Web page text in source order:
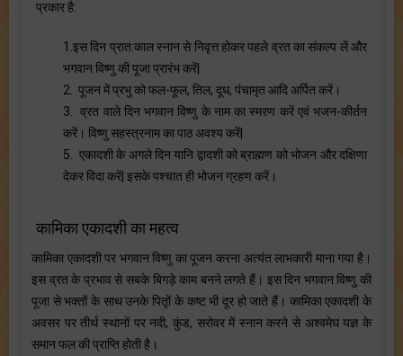
प्रकार है:
1.इस दिन प्रात:काल स्नान से निवृत्त होकर पहले व्रत का संकल्प लें और
भगवान विष्णु की पूजा प्रारंभ करें|
2. पूजन में प्रभु को फल-फूल, तिल, दूध, पंचामृत आदि अर्पित करें।
3. व्रत वाले दिन भगवान विष्णु के नाम का स्मरण करें एवं भजन-कीर्तन
करें। विष्णु सहस्त्रनाम का पाठ अवश्य करें|
5. एकादशी के अगले दिन यानि द्वादशी को ब्राह्मण को भोजन और दक्षिणा
देकर विदा करें| इसके पश्चात ही भोजन ग्रहण करें।
कामिका एकादशी का महत्व
कामिका एकादशी पर भगवान विष्णु का पूजन करना अत्यंत लाभकारी माना गया है।
इस व्रत के प्रभाव से सबके बिगड़े काम बनने लगते हैं। इस दिन भगवान विष्णु की
पूजा से भक्तों के साथ उनके पितृों के कष्ट भी दूर हो जाते हैं। कामिका एकादशी के
अवसर पर तीर्थ स्थानों पर नदी, कुंड, सरोवर में स्नान करने से अश्वमेघ यज्ञ के
समान फल की प्राप्ति होती है।